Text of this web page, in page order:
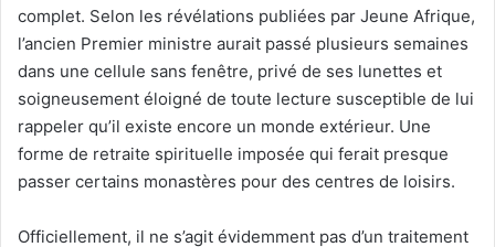
complet. Selon les révélations publiées par Jeune Afrique,
l’ancien Premier ministre aurait passé plusieurs semaines
dans une cellule sans fenêtre, privé de ses lunettes et
soigneusement éloigné de toute lecture susceptible de lui
rappeler qu’il existe encore un monde extérieur. Une
forme de retraite spirituelle imposée qui ferait presque
passer certains monastères pour des centres de loisirs.
Officiellement, il ne s’agit évidemment pas d’un traitement